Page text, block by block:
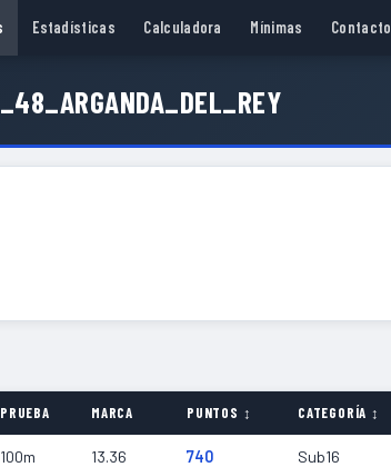
Estadísticas Calculadora Mínimas Contacto
PRUEBA MARCA PUNTOS ↕ CATEGORÍA ↕
100m 13.36 740 Sub16